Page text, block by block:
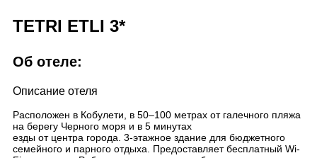
TETRI ETLI 3*
Об отеле:
Описание отеля
Расположен в Кобулети, в 50–100 метрах от галечного пляжа
на берегу Черного моря и в 5 минутах
езды от центра города. 3-этажное здание для бюджетного
семейного и парного отдыха. Предоставляет бесплатный Wi-